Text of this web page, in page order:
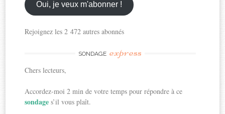
ici
Oui, je veux m'abonner !
Rejoignez les 2 472 autres abonnés
SONDAGE express
Chers lecteurs,
Accordez-moi 2 min de votre temps pour répondre à ce
sondages’il vous plaît.